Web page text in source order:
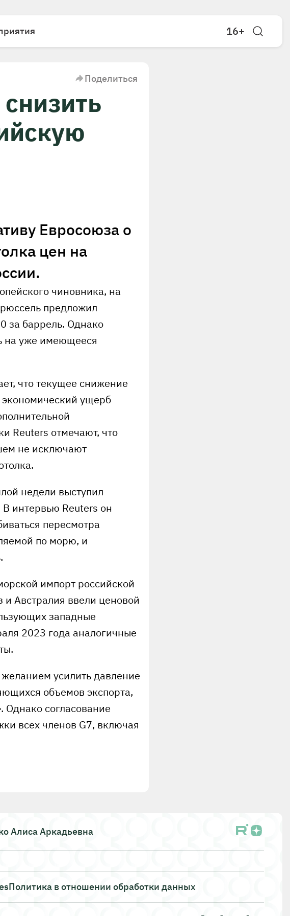
16+
Поделиться
Евросоюза о
цен на
чиновника, на
предложил
за баррель. Однако
на уже имеющееся
что текущее снижение
ущерб
Reuters отмечают, что
не исключают
недели выступил
интервью Reuters он
пересмотра
по морю, и
импорт российской
Австралия ввели ценовой
западные
2023 года аналогичные
усилить давление
объемов экспорта,
Однако согласование
всех членов G7, включая
Алиса Аркадьевна
Политика в отношении обработки данных